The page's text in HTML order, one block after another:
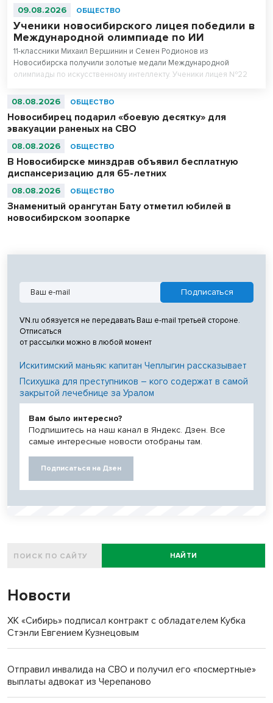
09.08.2026 ОБЩЕСТВО
Ученики новосибирского лицея победили в
Международной олимпиаде по ИИ
11-классники Михаил Вершинин и Семен Родионов из
Новосибирска получили золотые медали Международной
олимпиады по искусственному интеллекту. Ученики лицея №22
абсолютными чемпионами соревнований.
08.08.2026 ОБЩЕСТВО
Новосибирец подарил «боевую десятку» для
эвакуации раненых на СВО
08.08.2026 ОБЩЕСТВО
В Новосибирске минздрав объявил бесплатную
диспансеризацию для 65-летних
08.08.2026 ОБЩЕСТВО
Знаменитый орангутан Бату отметил юбилей в
новосибирском зоопарке
VN.ru обязуется не передавать Ваш e-mail третьей стороне.
Отписаться
от рассылки можно в любой момент
Искитимский маньяк: капитан Чеплыгин рассказывает
Психушка для преступников – кого содержат в самой
закрытой лечебнице за Уралом
Вам было интересно?
Подпишитесь на наш канал в Яндекс. Дзен. Все
самые интересные новости отобраны там.
Подписаться на Дзен
НАЙТИ
Новости
ХК «Сибирь» подписал контракт с обладателем Кубка
Стэнли Евгением Кузнецовым
Отправил инвалида на СВО и получил его «посмертные»
выплаты адвокат из Черепаново